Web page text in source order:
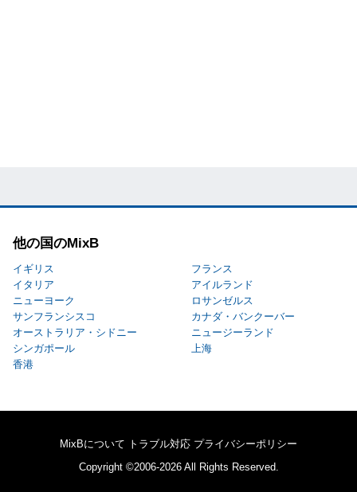
他の国のMixB
イギリス
フランス
イタリア
アイルランド
ニューヨーク
ロサンゼルス
サンフランシスコ
カナダ・バンクーバー
オーストラリア・シドニー
ニュージーランド
シンガポール
上海
香港
MixBについて トラブル対応 プライバシーポリシー
Copyright ©2006-2026 All Rights Reserved.